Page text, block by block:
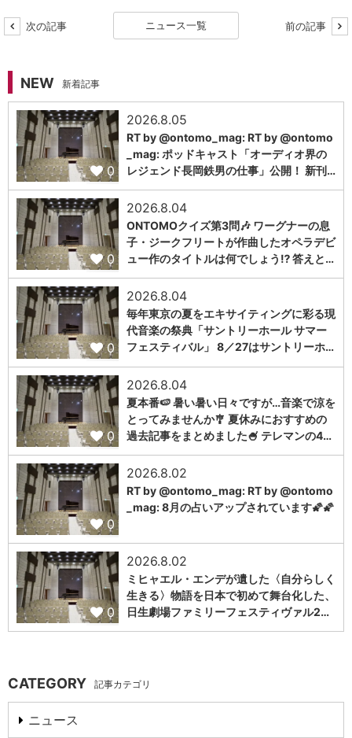
次の記事 ニュース一覧 前の記事
NEW 新着記事
0
2026.8.05
RT by @ontomo_mag: RT by @ontomo
_mag: ポッドキャスト「オーディオ界の
レジェンド長岡鉄男の仕事」公開！ 新刊…
0
2026.8.04
ONTOMOクイズ第3問🎶 ワーグナーの息
子・ジークフリートが作曲したオペラデビ
ュー作のタイトルは何でしょう⁉️ 答えと…
0
2026.8.04
毎年東京の夏をエキサイティングに彩る現
代音楽の祭典「サントリーホール サマー
フェスティバル」 8／27はサントリーホ…
0
2026.8.04
夏本番🍉 暑い暑い日々ですが…音楽で涼を
とってみませんか🎐 夏休みにおすすめの
過去記事をまとめました🍧 テレマンの4…
0
2026.8.02
RT by @ontomo_mag: RT by @ontomo
_mag: 8月の占いアップされています🌠🌠
0
2026.8.02
ミヒャエル・エンデが遺した〈自分らしく
生きる〉物語を日本で初めて舞台化した、
日生劇場ファミリーフェスティヴァル2…
CATEGORY 記事カテゴリ
ニュース